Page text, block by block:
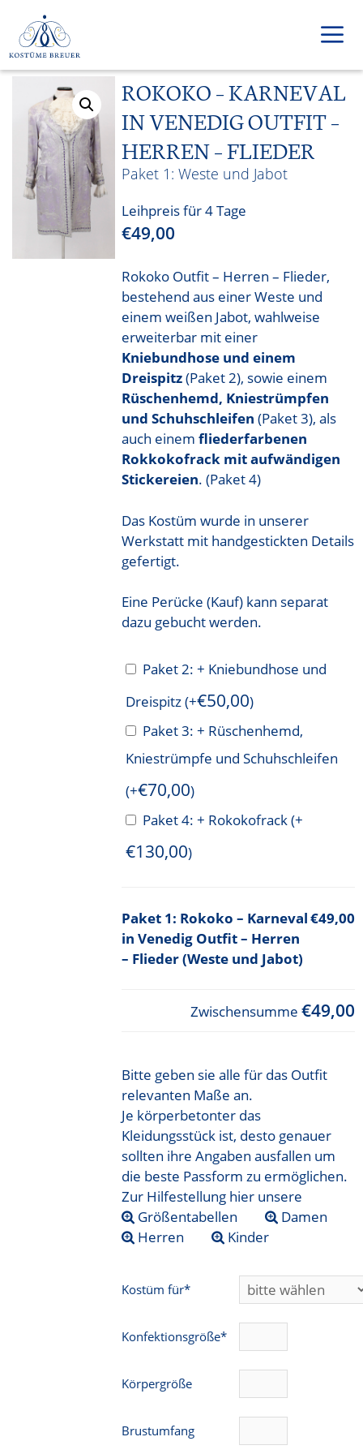
Inhalt
springen
Menu
ROKOKO – KARNEVAL
IN VENEDIG OUTFIT –
HERREN – FLIEDER
Weste und Jabot
Leihpreis für 4 Tage
€49,00
Rokoko Outfit – Herren – Flieder,
bestehend aus einer Weste und
einem weißen Jabot, wahlweise
erweiterbar mit einer
Kniebundhose und einem
Dreispitz(Paket 2), sowie einem
Rüschenhemd, Kniestrümpfen
und Schuhschleifen (Paket 3), als
auch einemfliederfarbenen
Rokkokofrack mit aufwändigen
Stickereien. (Paket 4)
Das Kostüm wurde in unserer
Werkstatt mit handgestickten Details
gefertigt.
Eine Perücke (Kauf) kann separat
dazu gebucht werden.
Paket 2: + Kniebundhose und
Dreispitz(+€50,00)
Paket 3: + Rüschenhemd,
Kniestrümpfe und Schuhschleifen
(+€70,00)
Paket 4: + Rokokofrack(+
€130,00)
Rokoko – Karneval
in Venedig Outfit – Herren
– Flieder (Weste und Jabot)
€49,00
Zwischensumme €49,00
Bitte geben sie alle für das Outfit
relevanten Maße an.
Je körperbetonter das
Kleidungsstück ist, desto genauer
sollten ihre Angaben ausfallen um
die beste Passform zu ermöglichen.
Zur Hilfestellung hier unsere
Größentabellen
Damen
Herren
Kinder
Kostüm für*
Konfektionsgröße*
Körpergröße
Brustumfang